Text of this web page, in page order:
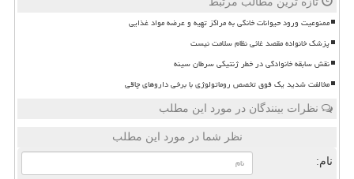
ممنوعیت ورود حیوانات خانگی به مراکز تهیه و عرضه مواد غذایی
پزشک خانواده مقصد غائی نظام سلامت نیست
نقش سابقه خانوادگی در خطر ژنتیکی سرطان سینه
مخالفت شدید یک فوق تخصص روماتولوژی با برخی داروهای چاقی
نظرات بینندگان در مورد این مطلب
نظر شما در مورد این مطلب
نام: